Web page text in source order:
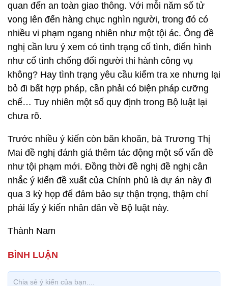
quan đến an toàn giao thông. Với mỗi năm số tử
vong lên đến hàng chục nghìn người, trong đó có
nhiều vi phạm ngang nhiên như một tội ác. Ông đề
nghị cần lưu ý xem có tình trạng cố tình, điển hình
như cố tình chống đối người thi hành công vụ
không? Hay tình trạng yêu cầu kiểm tra xe nhưng lại
bỏ đi bất hợp pháp, cần phải có biện pháp cưỡng
chế… Tuy nhiên một số quy định trong Bộ luật lại
chưa rõ.
Trước nhiều ý kiến còn băn khoăn, bà Trương Thị
Mai đề nghị đánh giá thêm tác động một số vấn đề
như tội phạm mới. Đồng thời đề nghị đề nghị cân
nhắc ý kiến đề xuất của Chính phủ là dự án này đi
qua 3 kỳ họp để đảm bảo sự thận trọng, thậm chí
phải lấy ý kiến nhân dân về Bộ luật này.
Thành Nam